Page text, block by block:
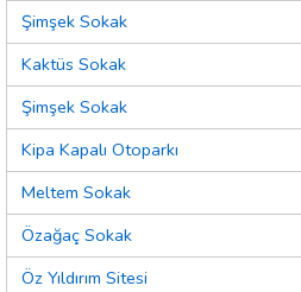
Şimşek Sokak
Kaktüs Sokak
Şimşek Sokak
Kipa Kapalı Otoparkı
Meltem Sokak
Özağaç Sokak
Öz Yıldırım Sitesi